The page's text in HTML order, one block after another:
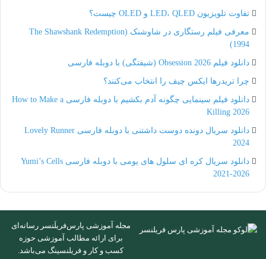
تفاوت تلویزیون LED، QLED و OLED چیست؟
معرفی فیلم رستگاری در شاوشنک (The Shawshank Redemption
1994)
دانلود فیلم Obsession 2026 (شیفتگی) با دوبله فارسی
چرا تریدرها ایکس چیف را انتخاب می‌کنند؟
دانلود فیلم سینمایی چگونه آدم بکشیم با دوبله فارسی How to Make a
Killing 2026
دانلود سریال دونده دوست داشتنی با دوبله فارسی Lovely Runner
2024
دانلود سریال کره ای سلول های یومی با دوبله فارسی Yumi’s Cells
2021-2026
مجله آموزشی پارس‌فریلَنسر رسانه‌ای
برای ارائه مطالب آموزشی حوزه
کسب و کار و فریلنسینگ می‌باشد.